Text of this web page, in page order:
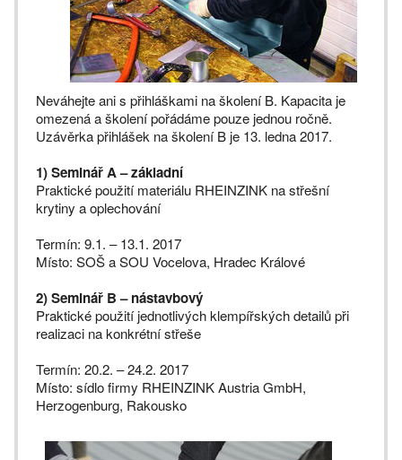
Neváhejte ani s přihláškami na školení B. Kapacita je
omezená a školení pořádáme pouze jednou ročně.
Uzávěrka přihlášek na školení B je 13. ledna 2017.
1) Seminář A – základní
Praktické použití materiálu RHEINZINK na střešní
krytiny a oplechování
Termín: 9.1. – 13.1. 2017
Místo: SOŠ a SOU Vocelova, Hradec Králové
2) Seminář B – nástavbový
Praktické použití jednotlivých klempířských detailů při
realizaci na konkrétní střeše
Termín: 20.2. – 24.2. 2017
Místo: sídlo firmy RHEINZINK Austria GmbH,
Herzogenburg, Rakousko